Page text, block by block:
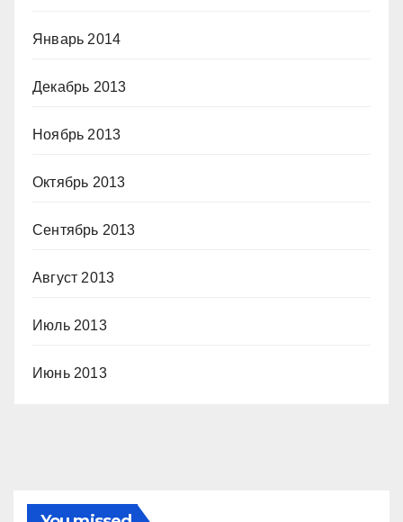
Январь 2014
Декабрь 2013
Ноябрь 2013
Октябрь 2013
Сентябрь 2013
Август 2013
Июль 2013
Июнь 2013